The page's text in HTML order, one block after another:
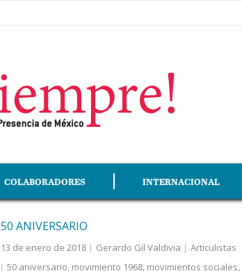
COLABORADORES INTERNACIONAL
50 ANIVERSARIO
13 de enero de 2018 Gerardo Gil Valdivia
Articulistas
50 aniversario, movimiento 1968, movimientos sociales,